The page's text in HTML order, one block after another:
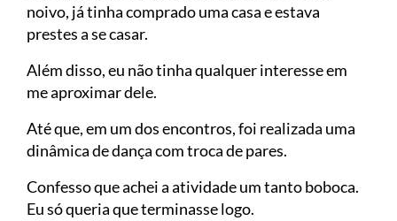
noivo, já tinha comprado uma casa e estava
prestes a se casar.
Além disso, eu não tinha qualquer interesse em
me aproximar dele.
Até que, em um dos encontros, foi realizada uma
dinâmica de dança com troca de pares.
Confesso que achei a atividade um tanto boboca.
Eu só queria que terminasse logo.